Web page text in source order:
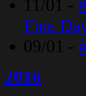
11/01 -
Fine
09/01 -
2016